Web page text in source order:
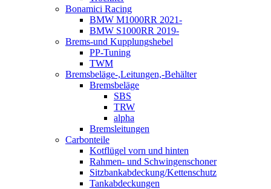
Bonamici Racing
BMW M1000RR 2021-
BMW S1000RR 2019-
Brems-und Kupplungshebel
PP-Tuning
TWM
Bremsbeläge-,Leitungen,-Behälter
Bremsbeläge
SBS
TRW
alpha
Bremsleitungen
Carbonteile
Kotflügel vorn und hinten
Rahmen- und Schwingenschoner
Sitzbankabdeckung/Kettenschutz
Tankabdeckungen